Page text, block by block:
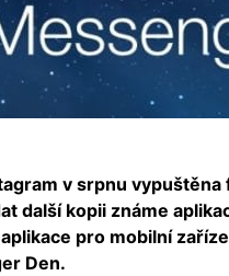
v srpnu
další kopii známe
pro mobilní
Den.